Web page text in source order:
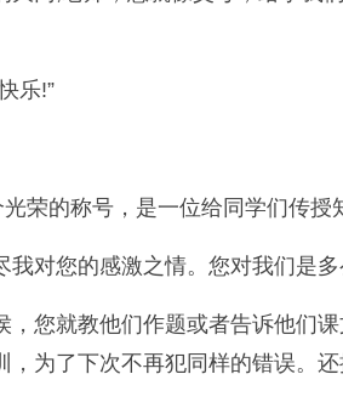
乐!”
荣的称号，是一位给同学们传授
对您的感激之情。您对我们是
您就教他们作题或者告诉他们
为了下次不再犯同样的错误。